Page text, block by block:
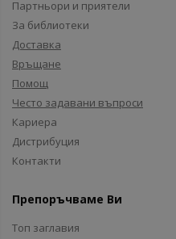
Партньори и приятели
За библиотеки
Доставка
Връщане
Помощ
Често задавани въпроси
Кариера
Дистрибуция
Контакти
Препоръчваме Ви
Топ заглавия